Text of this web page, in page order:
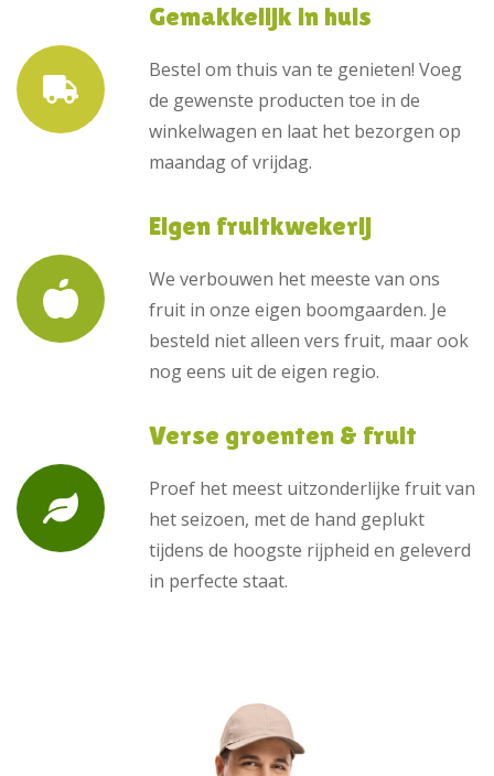
Gemakkelijk in huis
Bestel om thuis van te genieten! Voeg
de gewenste producten toe in de
winkelwagen en laat het bezorgen op
maandag of vrijdag.
Eigen fruitkwekerij
We verbouwen het meeste van ons
fruit in onze eigen boomgaarden. Je
besteld niet alleen vers fruit, maar ook
nog eens uit de eigen regio.
Verse groenten & fruit
Proef het meest uitzonderlijke fruit van
het seizoen, met de hand geplukt
tijdens de hoogste rijpheid en geleverd
in perfecte staat.